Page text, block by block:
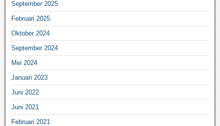
September 2025
Februari 2025
Oktober 2024
September 2024
Mei 2024
Januari 2023
Juni 2022
Juni 2021
Februari 2021